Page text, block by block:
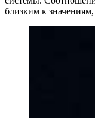
близким к